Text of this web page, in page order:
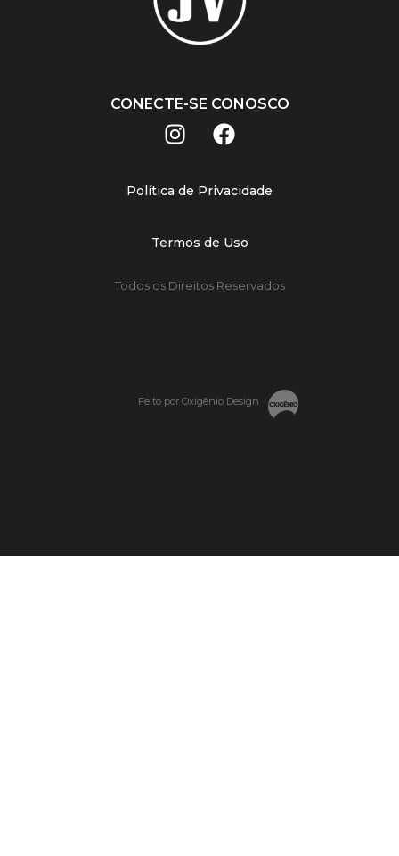
CONECTE-SE CONOSCO
Política de Privacidade
Termos de Uso
Todos os Direitos Reservados
Feito por Oxigênio Design